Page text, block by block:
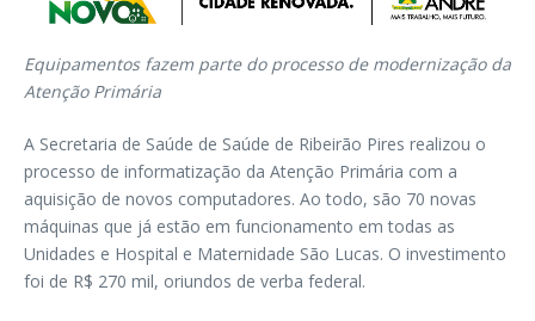
Equipamentos fazem parte do processo de modernização da
Atenção Primária
A Secretaria de Saúde de Saúde de Ribeirão Pires realizou o
processo de informatização da Atenção Primária com a
aquisição de novos computadores. Ao todo, são 70 novas
máquinas que já estão em funcionamento em todas as
Unidades e Hospital e Maternidade São Lucas. O investimento
foi de R$ 270 mil, oriundos de verba federal.